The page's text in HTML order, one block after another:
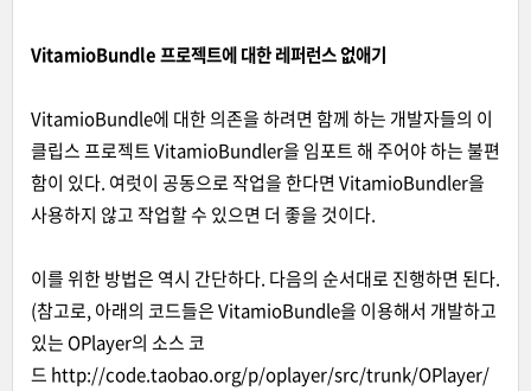
VitamioBundle 프로젝트에 대한 레퍼런스 없애기
VitamioBundle에 대한 의존을 하려면 함께 하는 개발자들의 이
클립스 프로젝트 VitamioBundler을 임포트 해 주어야 하는 불편
함이 있다. 여럿이 공동으로 작업을 한다면 VitamioBundler을
사용하지 않고 작업할 수 있으면 더 좋을 것이다.
이를 위한 방법은 역시 간단하다. 다음의 순서대로 진행하면 된다.
(참고로, 아래의 코드들은 VitamioBundle을 이용해서 개발하고
있는 OPlayer의 소스 코
드 http://code.taobao.org/p/oplayer/src/trunk/OPlayer/